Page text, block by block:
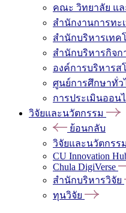
คณะ วิทยาลัย แ
สำนักงานการทะ
สำนักบริหารเทค
สำนักบริหารกิจก
องค์การบริหารส
ศูนย์การศึกษาทั่ว
การประเมินออน
วิจัยและนวัตกรรม
ย้อนกลับ
วิจัยและนวัตกรรม
CU Innovation
Chula DigiVerse
สำนักบริหารวิจัย
ทุนวิจัย